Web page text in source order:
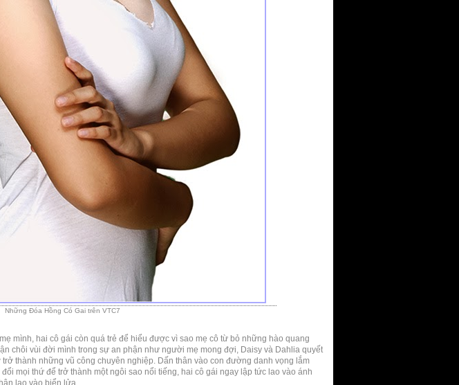
Những Đóa Hồng Có Gai trên VTC7
mình, hai cô gái còn quá trẻ để hiểu được vì sao mẹ cô từ bỏ những hào quang
chôi vùi đời mình trong sự an phận như người mẹ mong đợi, Daisy và Dahlia quyết
thành những vũ công chuyên nghiệp. Dấn thân vào con đường danh vọng lắm
mọi thứ để trở thành một ngôi sao nổi tiếng, hai cô gái ngay lập tức lao vào ánh
lao vào biển lửa.